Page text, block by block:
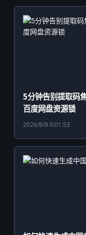
5分钟告别提取码
百度网盘资源锁
2026/8/9 0:01:53